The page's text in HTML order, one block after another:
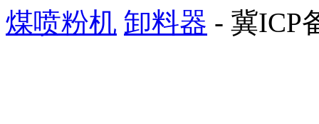
煤喷粉机 卸料器 - 冀ICP